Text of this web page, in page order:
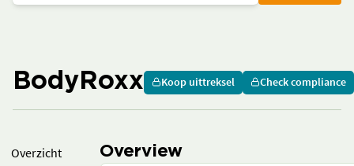
BodyRoxx Koop uittreksel Check compliance
Overzicht
Overview